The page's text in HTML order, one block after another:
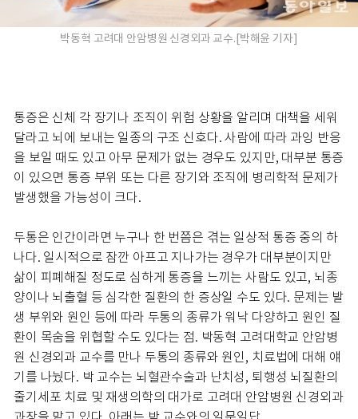
박동혁 고려대 안암병원 신경외과 교수.[박해윤 기자]
통증은 신체 각 장기나 조직이 위험 상황을 알리며 대책을 세워
달라고 뇌에 보내는 일종의 구조 신호다. 사람에 따라 과잉 반응
을 보일 때도 있고 아무 문제가 없는 경우도 있지만, 대부분 통증
이 있으면 통증 부위 또는 다른 장기와 조직에 병리학적 문제가
발생했을 가능성이 크다.
두통은 인간이라면 누구나 한 번쯤은 겪는 일상적 통증 중의 하
나다. 일시적으로 잠깐 아프고 지나가는 경우가 대부분이지만
삶이 피폐해질 정도로 심하게 통증을 느끼는 사람도 있고, 뇌종
양이나 뇌출혈 등 심각한 질환의 한 증상일 수도 있다. 문제는 발
생 부위와 원인 등에 따라 두통의 종류가 워낙 다양하고 원인 질
환이 목숨을 위협할 수도 있다는 점. 박동혁 고려대학교 안암병
원 신경외과 교수를 만나 두통의 종류와 원인, 치료법에 대해 얘
기를 나눴다. 박 교수는 뇌혈관수술과 난치성, 퇴행성 뇌질환의
줄기세포 치료 및 재생의학의 대가로 고려대 안암병원 신경외과